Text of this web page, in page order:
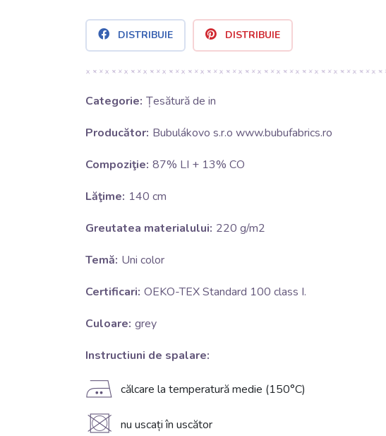
DISTRIBUIE DISTRIBUIE
Categorie: Țesătură de in
Producător: Bubulákovo s.r.o www.bubufabrics.ro
Compoziţie: 87% LI + 13% CO
Lăţime: 140 cm
Greutatea materialului: 220 g/m2
Temă: Uni color
Certificari: OEKO-TEX Standard 100 class I.
Culoare: grey
Instructiuni de spalare:
E călcare la temperatură medie (150°C)
U nu uscați în uscător